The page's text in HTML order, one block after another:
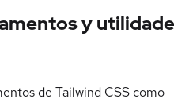
y
de Tailwind CSS como